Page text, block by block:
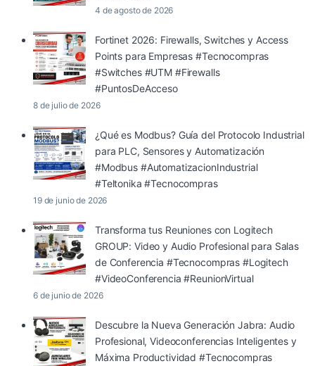
4 de agosto de 2026
Fortinet 2026: Firewalls, Switches y Access
Points para Empresas #Tecnocompras
#Switches #UTM #Firewalls
#PuntosDeAcceso
8 de julio de 2026
¿Qué es Modbus? Guía del Protocolo Industrial
para PLC, Sensores y Automatización
#Modbus #AutomatizacionIndustrial
#Teltonika #Tecnocompras
19 de junio de 2026
Transforma tus Reuniones con Logitech
GROUP: Video y Audio Profesional para Salas
de Conferencia #Tecnocompras #Logitech
#VideoConferencia #ReunionVirtual
6 de junio de 2026
Descubre la Nueva Generación Jabra: Audio
Profesional, Videoconferencias Inteligentes y
Máxima Productividad #Tecnocompras